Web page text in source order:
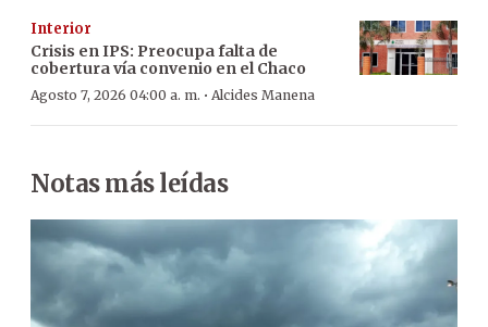
Interior
Crisis en IPS: Preocupa falta de
cobertura vía convenio en el Chaco
Agosto 7, 2026 04:00 a. m. · Alcides Manena
Notas más leídas